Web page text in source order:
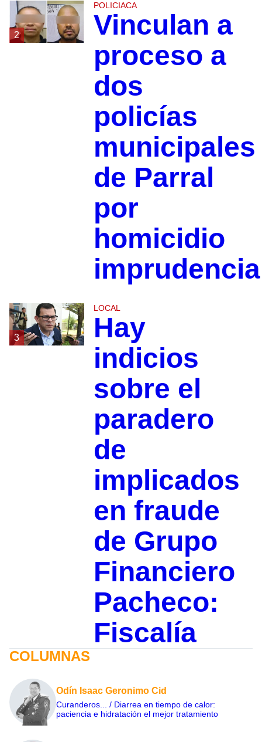
2
POLICIACA
Vinculan a
proceso a
dos
policías
municipales
de Parral
por
homicidio
3
LOCAL
Hay
indicios
sobre el
paradero
de
implicados
en fraude
de Grupo
Financiero
Pacheco:
Fiscalía
COLUMNAS
Odín Isaac Geronimo Cid
Curanderos... / Diarrea en tiempo de calor:
paciencia e hidratación el mejor tratamiento